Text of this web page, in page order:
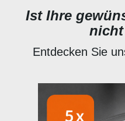
Ist Ihre
Entdecken Sie